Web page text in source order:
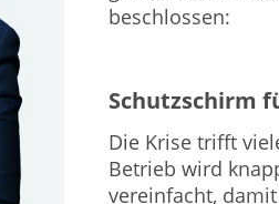
beschlossen:
Schutzschirm
Die Krise trifft
Betrieb wird
vereinfacht,